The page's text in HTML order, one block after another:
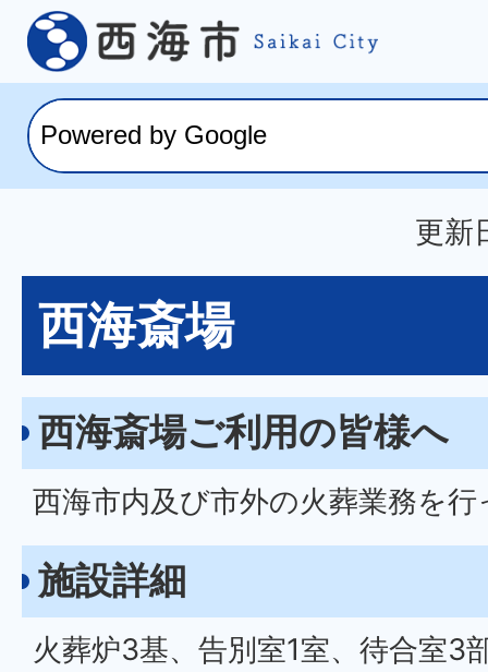
更新
西海斎場
西海斎場ご利用の皆様へ
西海市内及び市外の火葬業務を
施設詳細
火葬炉3基、告別室1室、待合室3